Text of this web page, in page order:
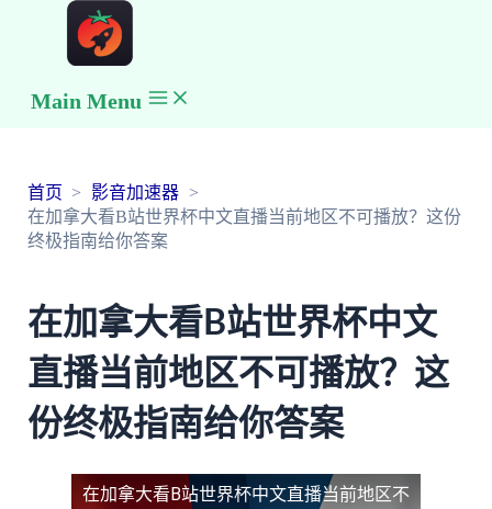
Main Menu
首页
影音加速器
在加拿大看B站世界杯中文直播当前地区不可播放？这份
终极指南给你答案
在加拿大看B站世界杯中文
直播当前地区不可播放？这
份终极指南给你答案
在加拿大看B站世界杯中文直播当前地区不